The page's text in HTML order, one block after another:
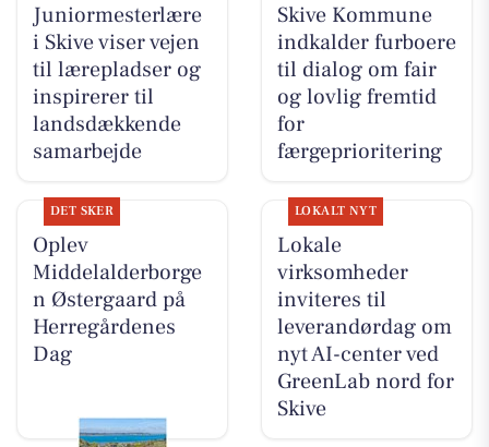
Juniormesterlære
i Skive viser vejen
til lærepladser og
inspirerer til
landsdækkende
samarbejde
Skive Kommune
indkalder furboere
til dialog om fair
og lovlig fremtid
for
færgeprioritering
DET SKER
Oplev
Middelalderborge
n Østergaard på
Herregårdenes
Dag
LOKALT NYT
Lokale
virksomheder
inviteres til
leverandørdag om
nyt AI-center ved
GreenLab nord for
Skive